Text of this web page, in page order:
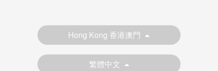
Hong Kong 香港澳門
繁體中文